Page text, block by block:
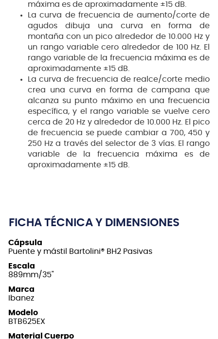
máxima es de aproximadamente ±15 dB.
La curva de frecuencia de aumento/corte de
agudos dibuja una curva en forma de
montaña con un pico alrededor de 10.000 Hz y
un rango variable cero alrededor de 100 Hz. El
rango variable de la frecuencia máxima es de
aproximadamente ±15 dB.
La curva de frecuencia de realce/corte medio
crea una curva en forma de campana que
alcanza su punto máximo en una frecuencia
específica, y el rango variable se vuelve cero
cerca de 20 Hz y alrededor de 10.000 Hz. El pico
de frecuencia se puede cambiar a 700, 450 y
250 Hz a través del selector de 3 vías. El rango
variable de la frecuencia máxima es de
aproximadamente ±15 dB.
FICHA TÉCNICA Y DIMENSIONES
Cápsula
Puente y mástil Bartolini® BH2 Pasivas
Escala
889mm/35"
Marca
Ibanez
Modelo
BTB625EX
Material Cuerpo